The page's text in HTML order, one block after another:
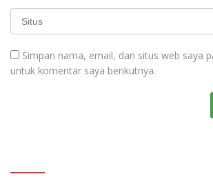
Simpan nama, email, dan situs web saya
untuk komentar saya berikutnya.